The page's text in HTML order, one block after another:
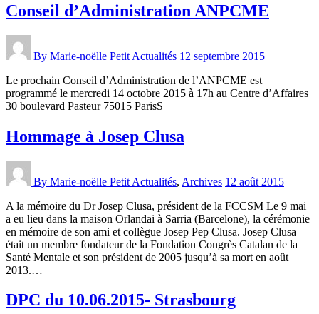
Conseil d’Administration ANPCME
By Marie-noëlle Petit Actualités 12 septembre 2015
Le prochain Conseil d’Administration de l’ANPCME est
programmé le mercredi 14 octobre 2015 à 17h au Centre d’Affaires
30 boulevard Pasteur 75015 ParisS
Hommage à Josep Clusa
By Marie-noëlle Petit Actualités, Archives 12 août 2015
A la mémoire du Dr Josep Clusa, président de la FCCSM Le 9 mai
a eu lieu dans la maison Orlandai à Sarria (Barcelone), la cérémonie
en mémoire de son ami et collègue Josep Pep Clusa. Josep Clusa
était un membre fondateur de la Fondation Congrès Catalan de la
Santé Mentale et son président de 2005 jusqu’à sa mort en août
2013.…
DPC du 10.06.2015- Strasbourg